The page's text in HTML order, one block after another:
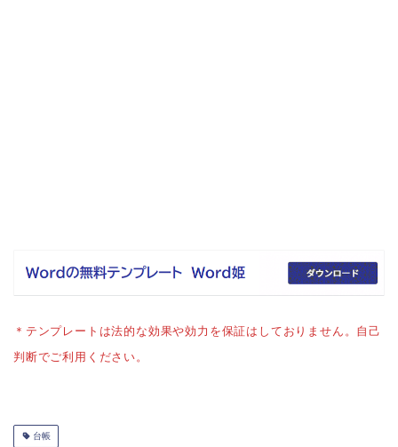
＊テンプレートは法的な効果や効力を保証はしておりません。自己
判断でご利用ください。
台帳